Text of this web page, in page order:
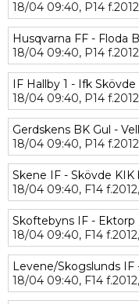
18/04 09:40, P14
Husqvarna FF - Floda
18/04 09:40, P14
IF Hallby 1 - Ifk
18/04 09:40, P14
Gerdskens BK Gul -
18/04 09:40, P14
Skene IF - Skövde KIK
18/04 09:40, F14 f.2012,
Skoftebyns IF - Ektorp
18/04 09:40, F14 f.2012,
Levene/Skogslunds IF
18/04 09:40, F14 f.2012,